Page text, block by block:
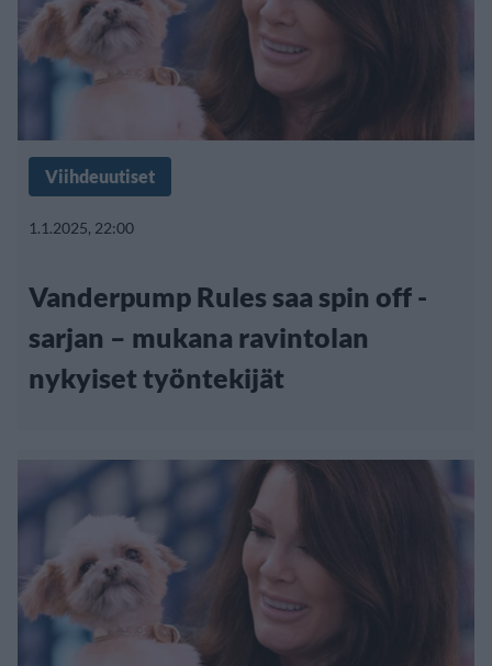
Viihdeuutiset
1.1.2025, 22:00
Vanderpump Rules saa spin off -
sarjan – mukana ravintolan
nykyiset työntekijät